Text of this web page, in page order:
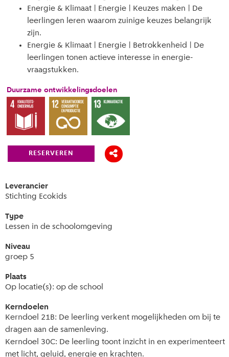
Energie & Klimaat | Energie | Keuzes maken | De
leerlingen leren waarom zuinige keuzes belangrijk
zijn.
Energie & Klimaat | Energie | Betrokkenheid | De
leerlingen tonen actieve interesse in energie-
vraagstukken.
Duurzame ontwikkelingsdoelen
RESERVEREN
Leverancier
Stichting Ecokids
Type
Lessen in de schoolomgeving
Niveau
groep 5
Plaats
Op locatie(s): op de school
Kerndoelen
Kerndoel 21B: De leerling verkent mogelijkheden om bij te
dragen aan de samenleving.
Kerndoel 30C: De leerling toont inzicht in en experimenteert
met licht, geluid, energie en krachten.